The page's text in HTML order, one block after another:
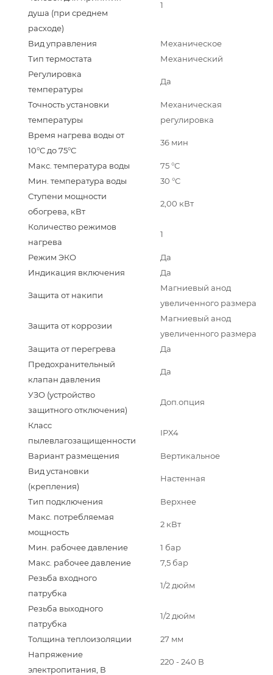
душа (при среднем
расходе)
1
Вид управления
Механическое
Тип термостата
Механический
Регулировка
температуры
Да
Точность установки
температуры
Механическая
регулировка
Время нагрева воды от
10°С до 75°С
36 мин
Макс. температура воды
75 °С
Мин. температура воды
30 °С
Ступени мощности
обогрева, кВт
2,00 кВт
Количество режимов
нагрева
1
Режим ЭКО
Да
Индикация включения
Да
Защита от накипи
Магниевый анод
увеличенного размера
Защита от коррозии
Магниевый анод
увеличенного размера
Защита от перегрева
Да
Предохранительный
клапан давления
Да
УЗО (устройство
защитного отключения)
Доп.опция
Класс
пылевлагозащищенности
IPX4
Вариант размещения
Вертикальное
Вид установки
(крепления)
Настенная
Тип подключения
Верхнее
Макс. потребляемая
мощность
2 кВт
Мин. рабочее давление
1 бар
Макс. рабочее давление
7,5 бар
Резьба входного
патрубка
1/2 дюйм
Резьба выходного
патрубка
1/2 дюйм
Толщина теплоизоляции
27 мм
Напряжение
электропитания, В
220 - 240 В